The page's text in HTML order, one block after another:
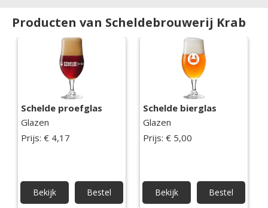
Producten van Scheldebrouwerij Krab
Schelde proefglas
Glazen
Prijs: € 4,17
Bekijk Bestel
Schelde bierglas
Glazen
Prijs: € 5,00
Bekijk Bestel